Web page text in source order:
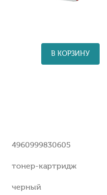
В КОРЗИНУ
4960999830605
тонер-картридж
черный